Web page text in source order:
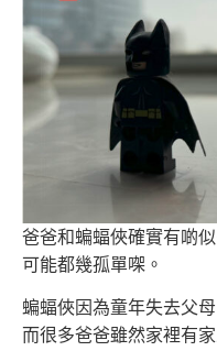
爸爸和蝙蝠俠確實有啲
可能都幾孤單㗎。
蝙蝠俠因為童年失去父
而很多爸爸雖然家裡有